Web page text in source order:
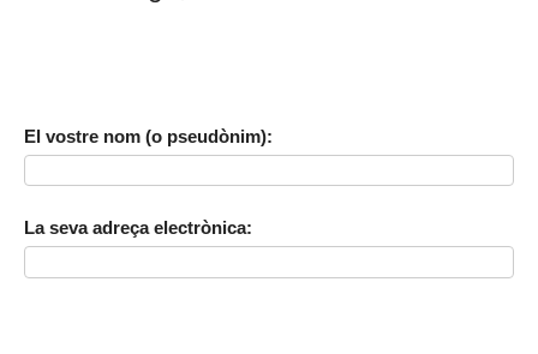
El vostre nom (o pseudònim):
La seva adreça electrònica: